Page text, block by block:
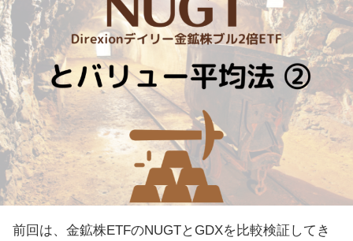
前回は、金鉱株ETFのNUGTとGDXを比較検証してき